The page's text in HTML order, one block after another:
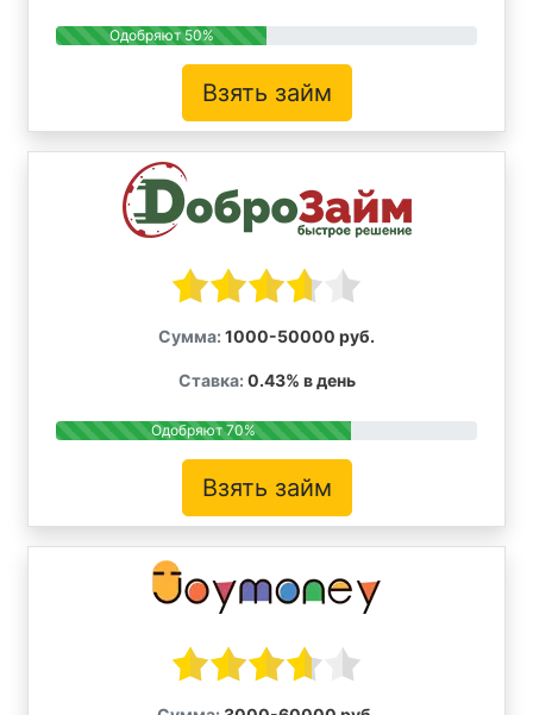
Одобряют 50%
Взять займ
Сумма: 1000-50000 руб.
Ставка: 0.43% в день
Одобряют 70%
Взять займ